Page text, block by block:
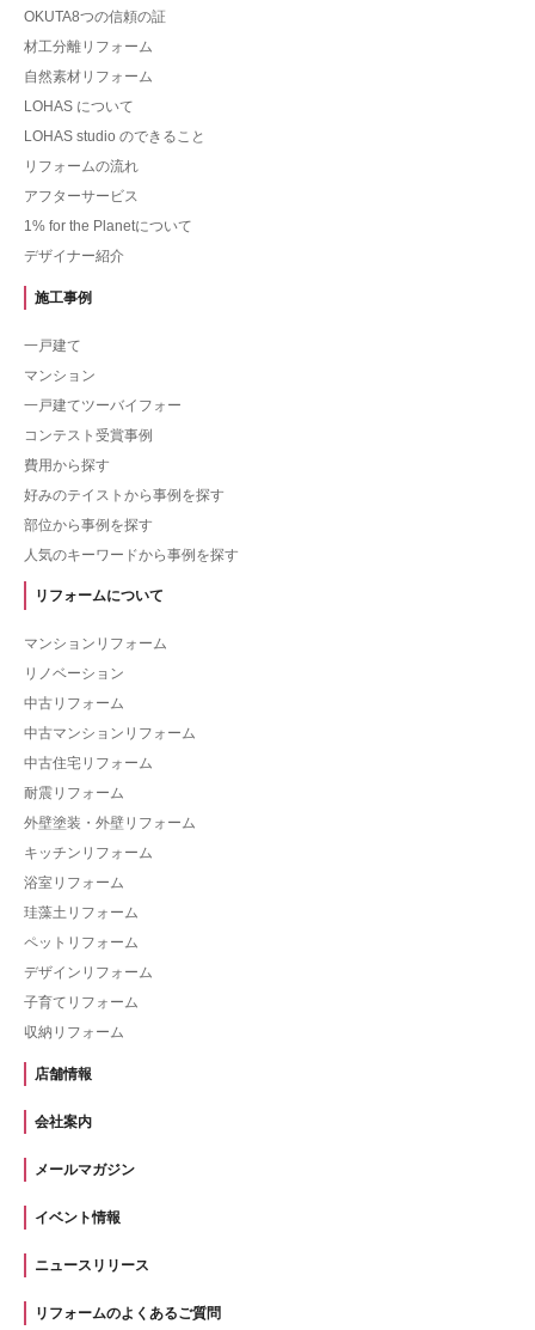
OKUTA8つの信頼の証
材工分離リフォーム
自然素材リフォーム
LOHAS について
LOHAS studio のできること
リフォームの流れ
アフターサービス
1% for the Planetについて
デザイナー紹介
施工事例
一戸建て
マンション
一戸建てツーバイフォー
コンテスト受賞事例
費用から探す
好みのテイストから事例を探す
部位から事例を探す
人気のキーワードから事例を探す
リフォームについて
マンションリフォーム
リノベーション
中古リフォーム
中古マンションリフォーム
中古住宅リフォーム
耐震リフォーム
外壁塗装・外壁リフォーム
キッチンリフォーム
浴室リフォーム
珪藻土リフォーム
ペットリフォーム
デザインリフォーム
子育てリフォーム
収納リフォーム
店舗情報
会社案内
メールマガジン
イベント情報
ニュースリリース
リフォームのよくあるご質問